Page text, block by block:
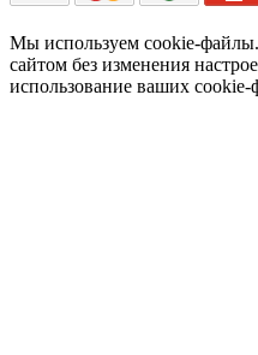
Мы используем cookie-
сайтом без изменения
использование ваших cookie-